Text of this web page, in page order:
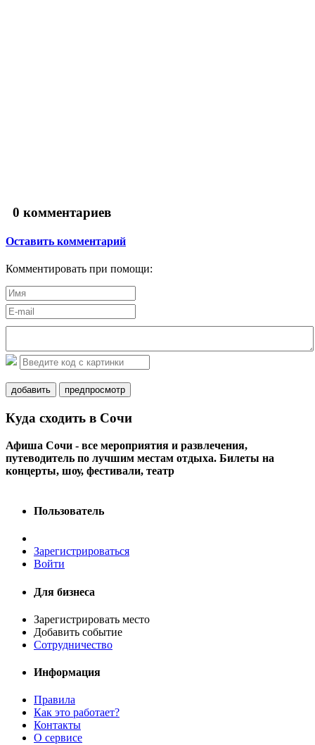
0 комментариев
Оставить комментарий
Комментировать при помощи:
добавить предпросмотр
Куда сходить в Сочи
Афиша Сочи - все мероприятия и развлечения,
путеводитель по лучшим местам отдыха. Билеты на
концерты, шоу, фестивали, театр
Пользователь
Зарегистрироваться
Войти
Для бизнеса
Зарегистрировать место
Добавить событие
Сотрудничество
Информация
Правила
Как это работает?
Контакты
О сервисе